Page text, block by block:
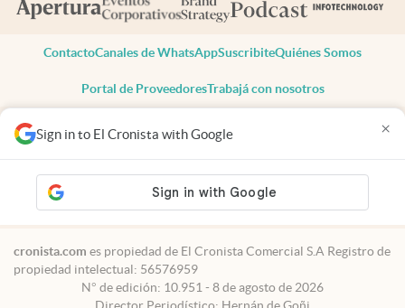
Sign in to El Cronista with Google ×
ContactoCanales de WhatsAppSuscribiteQuiénes Somos
Portal de ProveedoresTrabajá con nosotros
Todos los derechos reservados
Privacidad
Consentimiento
Tel:+54 11 7078-3270
cronista.com es propiedad de El Cronista Comercial S.A Registro de
propiedad intelectual: 56576959
N° de edición: 10.951 - 8 de agosto de 2026